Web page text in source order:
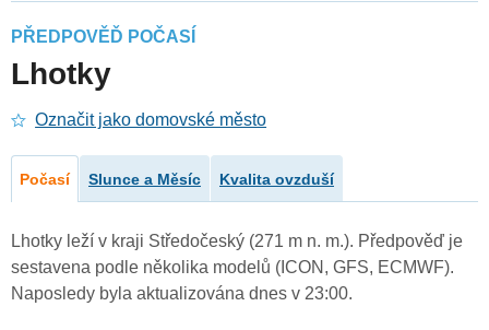
PŘEDPOVĚĎ POČASÍ
Lhotky
Označit jako domovské město
Počasí Slunce a Měsíc Kvalita ovzduší
Lhotky leží v kraji Středočeský (271 m n. m.). Předpověď je
sestavena podle několika modelů (ICON, GFS, ECMWF).
Naposledy byla aktualizována dnes v 23:00.